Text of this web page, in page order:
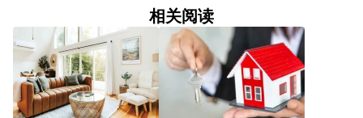
Museum Stop WP
Metrolink Deansgate Castlefield
丁斯盖特
相关阅读